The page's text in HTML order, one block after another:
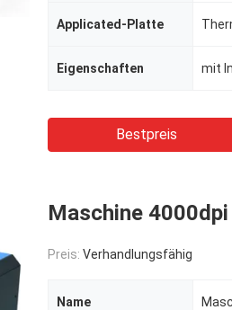
Applicated-Platte
Eigenschaften mit
Bestpreis
Maschine
Preis: Verhandlungsfähig
Name